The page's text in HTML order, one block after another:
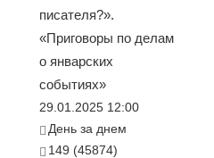
писателя?».
«Приговоры по делам
о январских
событиях»
29.01.2025 12:00
День за днем
149 (45874)